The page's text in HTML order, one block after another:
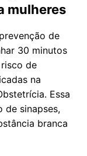
mulheres
de
30 minutos
de
na
Essa
de sinapses,
branca